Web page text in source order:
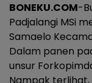
BONEKU.COM-
Padjalangi MSi
Samaelo
Dalam panen
unsur